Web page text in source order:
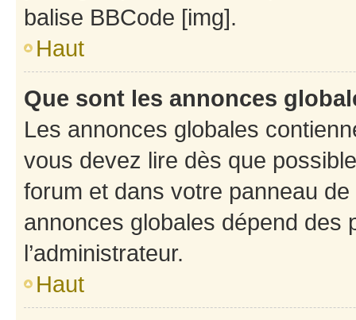
balise BBCode [img].
Haut
Que sont les annonces
Les annonces globales
vous devez lire dès que
forum et dans votre panneau
annonces globales dépend des
l’administrateur.
Haut